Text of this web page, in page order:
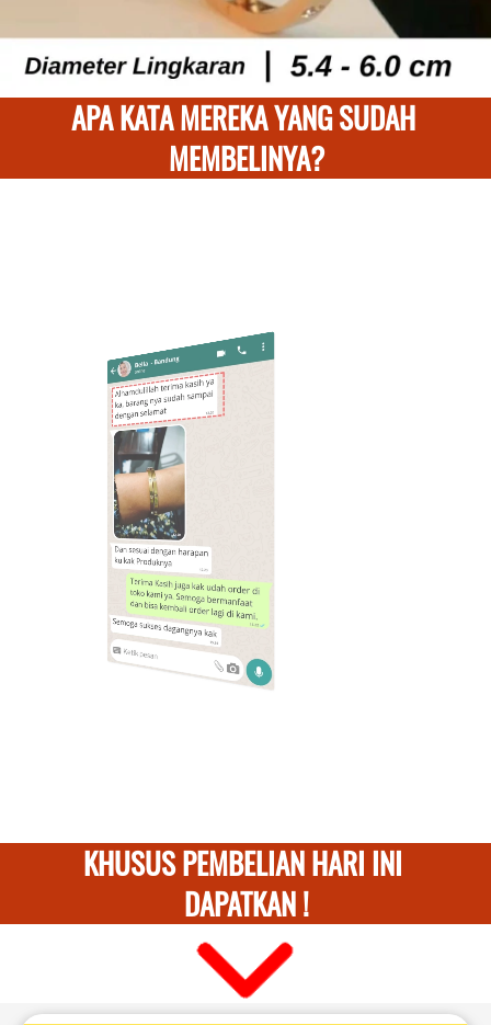
APA KATA MEREKA YANG SUDAH
MEMBELINYA?
KHUSUS PEMBELIAN HARI INI
DAPATKAN !